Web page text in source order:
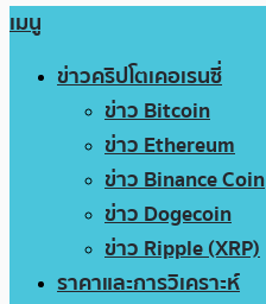
เมนู
ข่าวคริปโตเคอเรนซี่
ข่าว Bitcoin
ข่าว Ethereum
ข่าว Binance Coin
ข่าว Dogecoin
ข่าว Ripple (XRP)
ราคาและการวิเคราะห์